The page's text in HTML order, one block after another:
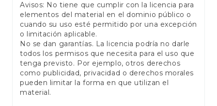
Avisos: No tiene que cumplir con la licencia para
elementos del material en el dominio público o
cuando su uso esté permitido por una excepción
o limitación aplicable.
No se dan garantías. La licencia podría no darle
todos los permisos que necesita para el uso que
tenga previsto. Por ejemplo, otros derechos
como publicidad, privacidad o derechos morales
pueden limitar la forma en que utilizan el
material.